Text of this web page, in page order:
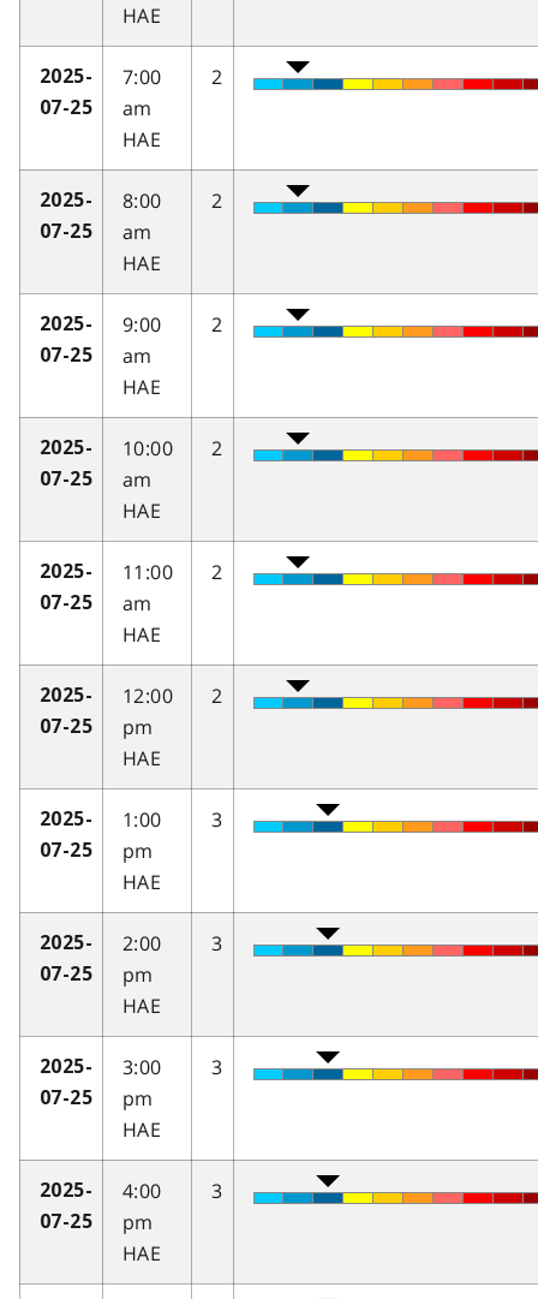
HAE
2025-
07-25
7:00
am
HAE
2
2025-
07-25
8:00
am
HAE
2
2025-
07-25
9:00
am
HAE
2
2025-
07-25
10:00
am
HAE
2
2025-
07-25
11:00
am
HAE
2
2025-
07-25
12:00
pm
HAE
2
2025-
07-25
1:00
pm
HAE
3
2025-
07-25
2:00
pm
HAE
3
2025-
07-25
3:00
pm
HAE
3
2025-
07-25
4:00
pm
HAE
3